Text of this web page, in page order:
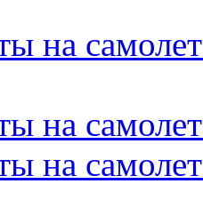
на
на
на